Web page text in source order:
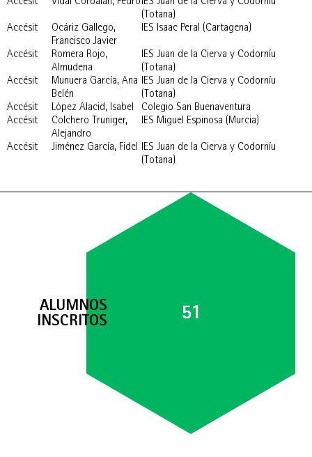
Accésit Vidal Corbalán, PedroIES Juan de la Cierva y Codorníu
(Totana)
Accésit
Ocáriz Gallego,
Francisco Javier
IES Isaac Peral (Cartagena)
Accésit
Romera Rojo,
Almudena
IES Juan de la Cierva y Codorníu
(Totana)
Accésit
Munuera García, Ana
Belén
IES Juan de la Cierva y Codorníu
(Totana)
Accésit
López Alacid, Isabel
Colegio San Buenaventura
Accésit
Colchero Truniger,
Alejandro
IES Miguel Espinosa (Murcia)
Accésit Jiménez García, Fidel IES Juan de la Cierva y Codorníu
(Totana)
51
ALUMNOS
INSCRITOS